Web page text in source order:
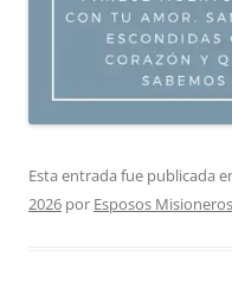
Esta entrada fue publicada
2026 por Esposos Misioneros